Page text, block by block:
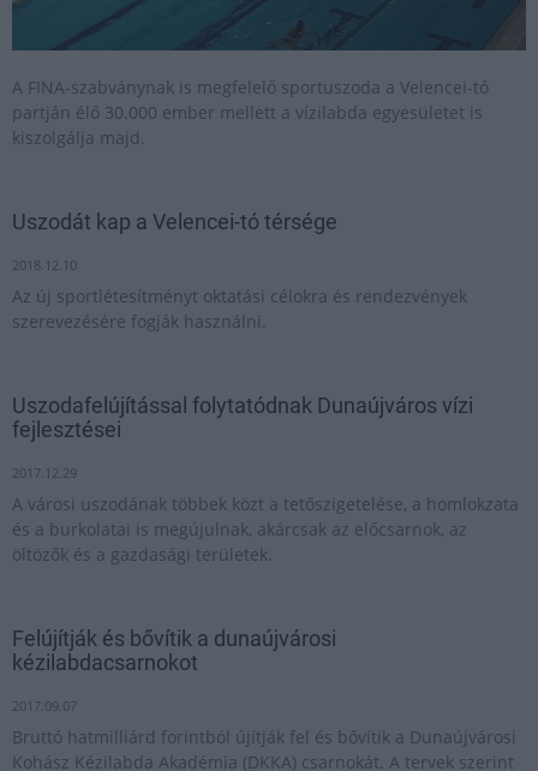
A FINA-szabványnak is megfelelő sportuszoda a Velencei-tó
partján élő 30.000 ember mellett a vízilabda egyesületet is
kiszolgálja majd.
Uszodát kap a Velencei-tó térsége
2018.12.10
Az új sportlétesítményt oktatási célokra és rendezvények
szerevezésére fogják használni.
Uszodafelújítással folytatódnak Dunaújváros vízi
fejlesztései
2017.12.29
A városi uszodának többek közt a tetőszigetelése, a homlokzata
és a burkolatai is megújulnak, akárcsak az előcsarnok, az
öltözők és a gazdasági területek.
Felújítják és bővítik a dunaújvárosi
kézilabdacsarnokot
2017.09.07
Bruttó hatmilliárd forintból újítják fel és bővítik a Dunaújvárosi
Kohász Kézilabda Akadémia (DKKA) csarnokát. A tervek szerint